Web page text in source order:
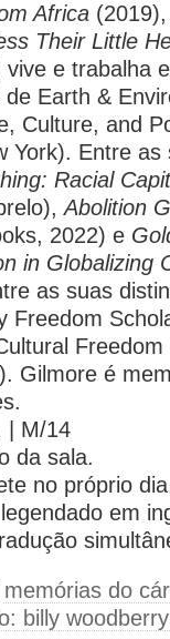
Africa
Their Little
vive e trabalha
Earth &
Culture, and
York). Entre as
Racial
Abolition
2022) e
in Globalizing
as suas
Freedom
Gilmore é
| M/14
da sala.
no próprio
em
memórias do
billy woodberry